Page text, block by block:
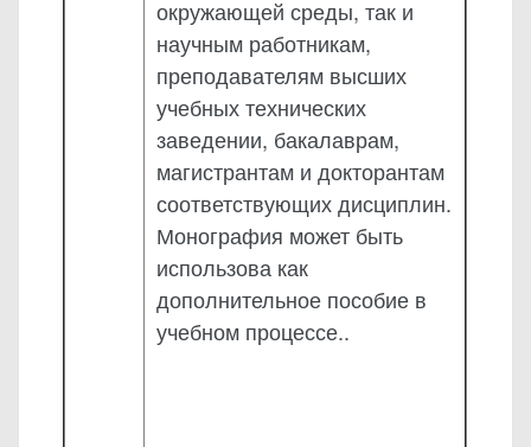
окружающей среды, так и
научным рабо­тникам,
преподавателям высших
учебных технических
заведении, бака­лаврам,
магистрантам и докторантам
соответствующих дисциплин.
Моно­графия может быть
использова как
дополнительное пособие в
учебном процессе..